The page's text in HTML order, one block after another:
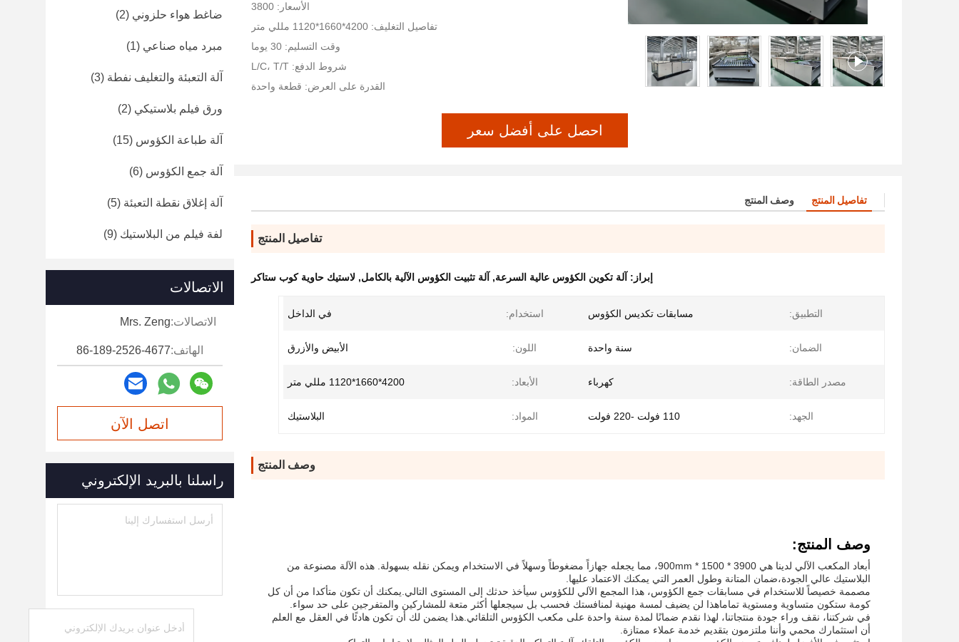
الأسعار: 3800
تفاصيل التغليف: 4200*1660*1120 مللي متر
وقت التسليم: 30 يوما
شروط الدفع: L/C، T/T
القدرة على العرض: قطعة واحدة
احصل على أفضل سعر
تفاصيل المنتج وصف المنتج
تفاصيل المنتج
إبراز: آلة تكوين الكؤوس عالية السرعة, آلة تثبيت الكؤوس الآلية بالكامل, لاستيك حاوية كوب ستاكر
التطبيق: مسابقات تكديس الكؤوس استخدام: في الداخل
الضمان: سنة واحدة اللون: الأبيض والأزرق
مصدر الطاقة: كهرباء الأبعاد: 4200*1660*1120 مللي متر
الجهد: 110 فولت -220 فولت المواد: البلاستيك
وصف المنتج
وصف المنتج:
أبعاد المكعب الآلي لدينا هي 3900 * 1500 * 900mm، مما يجعله جهازاً مضغوطاً وسهلاً في الاستخدام ويمكن نقله بسهولة. هذه الآلة مصنوعة من
البلاستيك عالي الجودة،ضمان المتانة وطول العمر التي يمكنك الاعتماد عليها.
مصممة خصيصاً للاستخدام في مسابقات جمع الكؤوس، هذا المجمع الآلي للكؤوس سيأخذ حدثك إلى المستوى التالي.يمكنك أن تكون متأكدا من أن كل
كومة ستكون متساوية ومستوية تماماهذا لن يضيف لمسة مهنية لمنافستك فحسب بل سيجعلها أكثر متعة للمشاركين والمتفرجين على حد سواء.
في شركتنا، نقف وراء جودة منتجاتنا، لهذا نقدم ضمانًا لمدة سنة واحدة على مكعب الكؤوس التلقائي.هذا يضمن لك أن تكون هادئًا في العقل مع العلم
أن استثمارك محمي وأننا ملتزمون بتقديم خدمة عملاء ممتازة.
ضاغط هواء حلزوني (2)
مبرد مياه صناعي (1)
آلة التعبئة والتغليف نفطة (3)
ورق فيلم بلاستيكي (2)
آلة طباعة الكؤوس (15)
آلة جمع الكؤوس (6)
آلة إغلاق نقطة التعبئة (5)
لفة فيلم من البلاستيك (9)
الاتصالات
الاتصالات:Mrs. Zeng
الهاتف:86-189-2526-4677
اتصل الآن
راسلنا بالبريد الإلكتروني